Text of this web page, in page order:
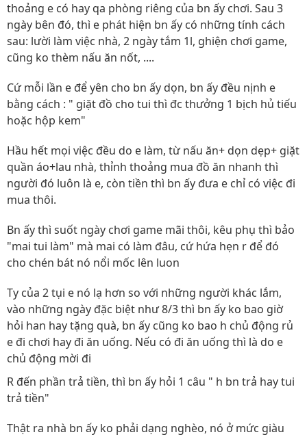
thoảng e có hay qa phòng riêng của bn ấy chơi. Sau 3
ngày bên đó, thì e phát hiện bn ấy có những tính cách
sau: lười làm việc nhà, 2 ngày tắm 1l, ghiện chơi game,
cũng ko thèm nấu ăn nốt, ....
Cứ mỗi lần e để yên cho bn ấy dọn, bn ấy đều nịnh e
bằng cách : " giặt đồ cho tui thì đc thưởng 1 bịch hủ tiếu
hoặc hộp kem"
Hầu hết mọi việc đều do e làm, từ nấu ăn+ dọn dẹp+ giặt
quần áo+lau nhà, thỉnh thoảng mua đồ ăn nhanh thì
người đó luôn là e, còn tiền thì bn ấy đưa e chỉ có việc đi
mua thôi.
Bn ấy thì suốt ngày chơi game mãi thôi, kêu phụ thì bảo
"mai tui làm" mà mai có làm đâu, cứ hứa hẹn r để đó
cho chén bát nó nổi mốc lên luon
Ty của 2 tụi e nó lạ hơn so với những người khác lắm,
vào những ngày đặc biệt như 8/3 thì bn ấy ko bao giờ
hỏi han hay tặng quà, bn ấy cũng ko bao h chủ động rủ
e đi chơi hay đi ăn uống. Nếu có đi ăn uống thì là do e
chủ động mời đi
R đến phần trả tiền, thì bn ấy hỏi 1 câu " h bn trả hay tui
trả tiền"
Thật ra nhà bn ấy ko phải dạng nghèo, nó ở mức giàu